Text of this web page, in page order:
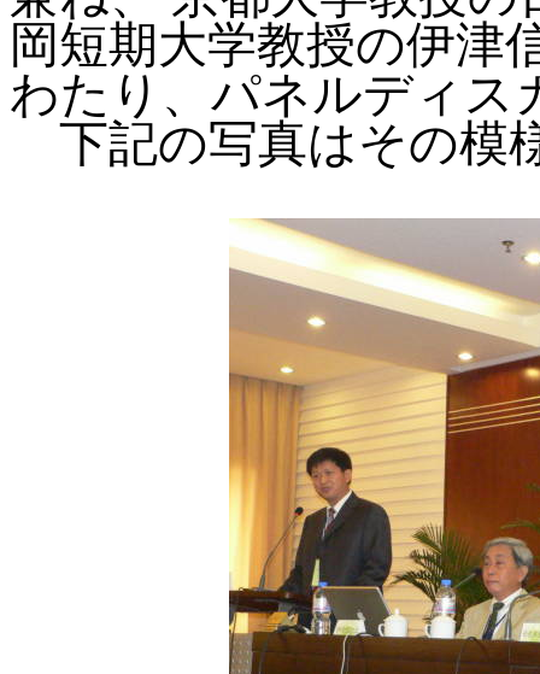
岡短期大学教授の伊津
わたり、パネルディス
下記の写真はその模